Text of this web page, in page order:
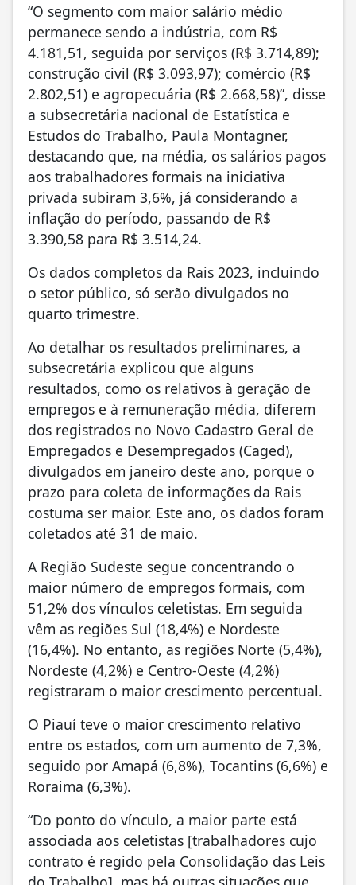
“O segmento com maior salário médio
permanece sendo a indústria, com R$
4.181,51, seguida por serviços (R$ 3.714,89);
construção civil (R$ 3.093,97); comércio (R$
2.802,51) e agropecuária (R$ 2.668,58)”, disse
a subsecretária nacional de Estatística e
Estudos do Trabalho, Paula Montagner,
destacando que, na média, os salários pagos
aos trabalhadores formais na iniciativa
privada subiram 3,6%, já considerando a
inflação do período, passando de R$
3.390,58 para R$ 3.514,24.
Os dados completos da Rais 2023, incluindo
o setor público, só serão divulgados no
quarto trimestre.
Ao detalhar os resultados preliminares, a
subsecretária explicou que alguns
resultados, como os relativos à geração de
empregos e à remuneração média, diferem
dos registrados no Novo Cadastro Geral de
Empregados e Desempregados (Caged),
divulgados em janeiro deste ano, porque o
prazo para coleta de informações da Rais
costuma ser maior. Este ano, os dados foram
coletados até 31 de maio.
A Região Sudeste segue concentrando o
maior número de empregos formais, com
51,2% dos vínculos celetistas. Em seguida
vêm as regiões Sul (18,4%) e Nordeste
(16,4%). No entanto, as regiões Norte (5,4%),
Nordeste (4,2%) e Centro-Oeste (4,2%)
registraram o maior crescimento percentual.
O Piauí teve o maior crescimento relativo
entre os estados, com um aumento de 7,3%,
seguido por Amapá (6,8%), Tocantins (6,6%) e
Roraima (6,3%).
“Do ponto do vínculo, a maior parte está
associada aos celetistas [trabalhadores cujo
contrato é regido pela Consolidação das Leis